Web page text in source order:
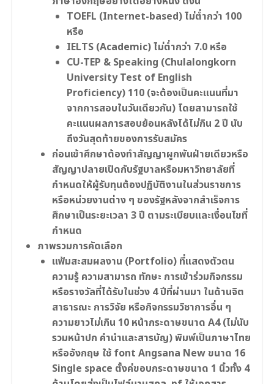
TOEFL (Internet-based) ไม่ต่ำกว่า 100
หรือ
IELTS (Academic) ไม่ต่ำกว่า 7.0 หรือ
CU-TEP & Speaking (Chulalongkorn
University Test of English
Proficiency) 110 (จะต้องเป็นคะแนนที่มา
จากการสอบในวันเดียวกัน) โดยสามารถใช้
คะแนนผลการสอบย้อนหลังได้ไม่กิน 2 ปี นับ
ถึงวันสุดท้ายของการรับสมัคร
ก่อนเข้าศึกษาต้องทำสัญญาผูกพันฝ่ายเดียวหรือ
สัญญาปลายเปิดกับรัฐบาลหรือมหาวิทยาลัยที่
กำหนดให้ผู้รับทุนต้องปฏิบัติงานในส่วนราชการ
หรือหน่วยงานต่าง ๆ ของรัฐหลังจากสำเร็จการ
ศึกษาเป็นระยะเวลา 3 ปี ตามระเบียบและเงื่อนไขที่
กำหนด
ภาพรวมการคัดเลือก
แฟ้มสะสมผลงาน (Portfolio) ที่แสดงตัวตน
ความรู้ ความสามารถ ทักษะ การเข้าร่วมกิจกรรม
หรือรางวัลที่ได้รับในช่วง 4 ปีที่ผ่านมา ในด้านจิต
สาธารณะ การวิจัย หรือกิจกรรมวิชาการอื่น ๆ
ความยาวไม่เกิน 10 หน้ากระดาษขนาด A4 (ไม่นับ
รวมหน้าปก คำนำและสารบัญ) พิมพ์เป็นภาษาไทย
หรืออังกฤษ ใช้ font Angsana New ขนาด 16
Single space ตั้งค่ขอบกระดาษขนาด 1 นิ้วทั้ง 4